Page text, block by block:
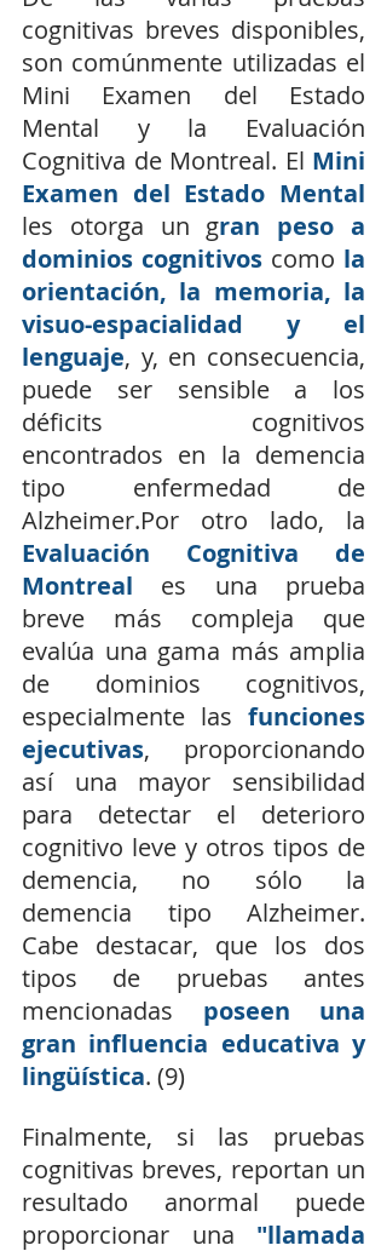
cognitivas breves disponibles,
son comúnmente utilizadas el
Mini Examen del Estado
Mental y la Evaluación
Cognitiva de Montreal. El Mini
Examen del Estado Mental
les otorga un gran peso a
dominios cognitivos como la
orientación, la memoria, la
visuo-espacialidad y el
lenguaje, y, en consecuencia,
puede ser sensible a los
déficits cognitivos
encontrados en la demencia
tipo enfermedad de
Evaluación Cognitiva de
Montreal es una prueba
breve más compleja que
evalúa una gama más amplia
de dominios cognitivos,
especialmente las funciones
ejecutivas, proporcionando
así una mayor sensibilidad
para detectar el deterioro
cognitivo leve y otros tipos de
demencia, no sólo la
demencia tipo Alzheimer.
Cabe destacar, que los dos
tipos de pruebas antes
mencionadas poseen una
gran influencia educativa y
lingüística. (9)
Finalmente, si las pruebas
cognitivas breves, reportan un
resultado anormal puede
proporcionar una
"llamada